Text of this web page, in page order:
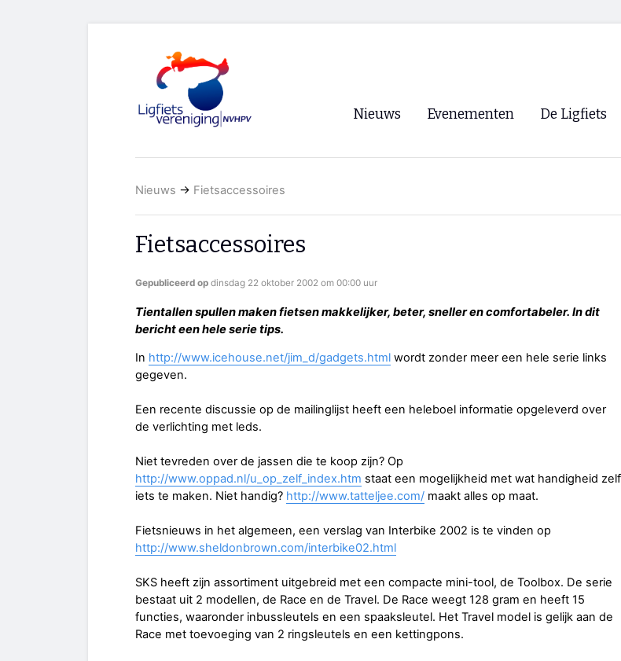
Nieuws Evenementen
WK Ligfietsen 2026
De Ligfiets
Nieuws → Fietsaccessoires
Fietsaccessoires
Gepubliceerd op dinsdag 22 oktober 2002 om 00:00 uur
Tientallen spullen maken fietsen makkelijker, beter, sneller en comfortabeler. In dit
bericht een hele serie tips.
In http://www.icehouse.net/jim_d/gadgets.html wordt zonder meer een hele serie links
gegeven.
Een recente discussie op de mailinglijst heeft een heleboel informatie opgeleverd over
de verlichting met leds.
Niet tevreden over de jassen die te koop zijn? Op
http://www.oppad.nl/u_op_zelf_index.htm staat een mogelijkheid met wat handigheid zelf
iets te maken. Niet handig? http://www.tatteljee.com/ maakt alles op maat.
Fietsnieuws in het algemeen, een verslag van Interbike 2002 is te vinden op
http://www.sheldonbrown.com/interbike02.html
SKS heeft zijn assortiment uitgebreid met een compacte mini-tool, de Toolbox. De serie
bestaat uit 2 modellen, de Race en de Travel. De Race weegt 128 gram en heeft 15
functies, waaronder inbussleutels en een spaaksleutel. Het Travel model is gelijk aan de
Race met toevoeging van 2 ringsleutels en een kettingpons.